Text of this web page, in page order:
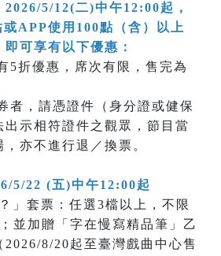
2026/5/12(二)中午12:00起，
APP使用100點（含）以上
可享有以下優惠：
5折優惠，席次有限，售完為
者，請憑證件（身分證或健保
示相符證件之觀眾，節目當
亦不進行退／換票。
5/22 (五)中午12:00起
套票：任選3檔以上，不限
並加贈「字在慢寫精品筆」乙
2026/8/20起至臺灣戲曲中心售